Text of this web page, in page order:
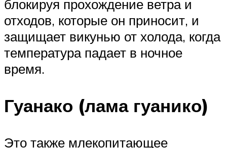
блокируя прохождение ветра и
отходов, которые он приносит, и
защищает викунью от холода, когда
температура падает в ночное
время.
Гуанако (лама гуанико)
Это также млекопитающее